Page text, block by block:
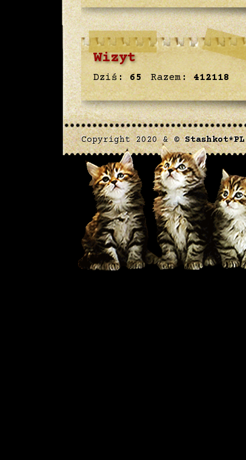
Wizyt
Dziś:65 Razem:412118
Copyright 2020 & ©Stashkot*PL